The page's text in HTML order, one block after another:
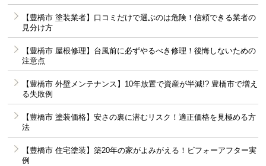
【豊橋市 塗装業者】口コミだけで選ぶのは危険！信頼できる業者の
見分け方
【豊橋市 屋根修理】台風前に必ずやるべき修理！後悔しないための
注意点
【豊橋市 外壁メンテナンス】10年放置で資産が半減!? 豊橋市で増え
る失敗例
【豊橋市 塗装価格】安さの裏に潜むリスク！適正価格を見極める方
法
【豊橋市 住宅塗装】築20年の家がよみがえる！ビフォーアフター実
例